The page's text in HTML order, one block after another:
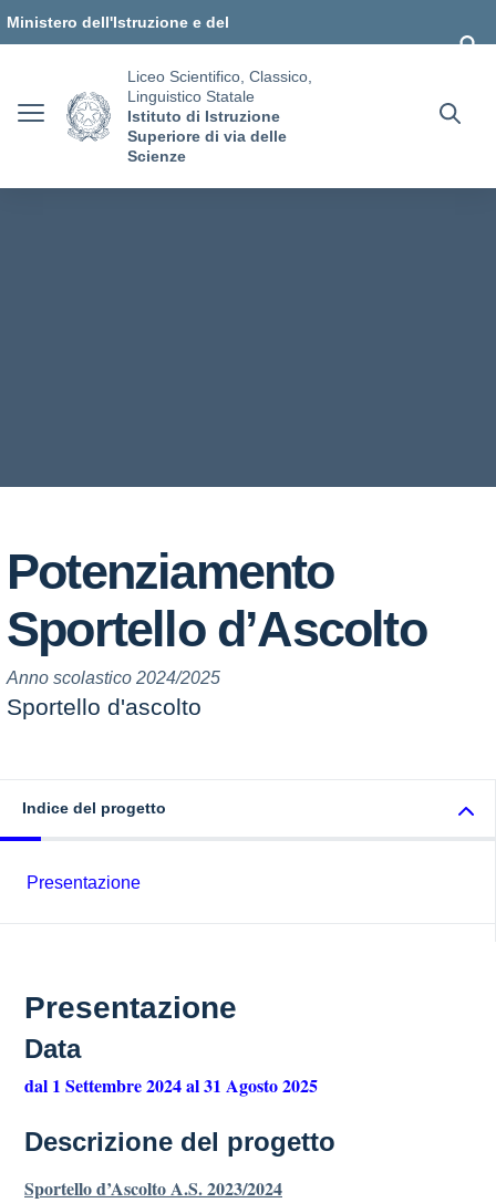
Ministero dell'Istruzione e del
Liceo Scientifico, Classico,
Linguistico Statale
Istituto di Istruzione
Superiore di via delle
Scienze
Potenziamento
Sportello d’Ascolto
Anno scolastico 2024/2025
Sportello d'ascolto
Indice del progetto
Presentazione
Presentazione
Data
dal 1 Settembre 2024 al 31 Agosto 2025
Descrizione del progetto
Sportello d’Ascolto A.S. 2023/2024